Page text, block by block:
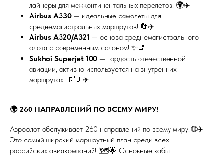
лайнеры для межконтинентальных перелетов! 🌍✈️
Airbus A330 — идеальные самолеты для
среднемагистральных маршрутов! 🔄✈️
Airbus A320/A321 — основа среднемагистрального
флота с современным салоном! ✨💺
Sukhoi Superjet 100 — гордость отечественной
авиации, активно используется на внутренних
маршрутах! 🇷🇺✈️
🌍 260 НАПРАВЛЕНИЙ ПО ВСЕМУ МИРУ!
Аэрофлот обслуживает 260 направлений по всему миру! 🌐✈️
Это самый широкий маршрутный план среди всех
российских авиакомпаний! 🗺️🌟 Основные хабы